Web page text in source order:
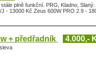
plně funkční. PRG, Kladno,
- 13000 Kč Zeus 600W PRO 2.9 -
+ předřadník 4.000,-